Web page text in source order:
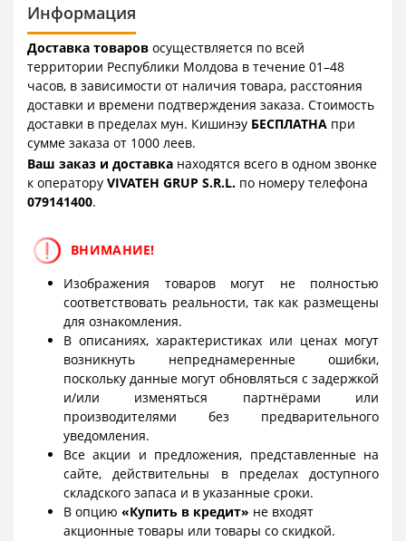
Информация
Доставка товаров осуществляется по всей
территории Республики Молдова в течение 01–48
часов, в зависимости от наличия товара, расстояния
доставки и времени подтверждения заказа. Стоимость
доставки в пределах мун. Кишинэу БЕСПЛАТНА при
сумме заказа от 1000 леев.
Ваш заказ и доставка находятся всего в одном звонке
к оператору VIVATEH GRUP S.R.L. по номеру телефона
079141400.
ВНИМАНИЕ!
Изображения товаров могут не полностью
соответствовать реальности, так как размещены
для ознакомления.
В описаниях, характеристиках или ценах могут
возникнуть непреднамеренные ошибки,
поскольку данные могут обновляться с задержкой
и/или изменяться партнёрами или
производителями без предварительного
уведомления.
Все акции и предложения, представленные на
сайте, действительны в пределах доступного
складского запаса и в указанные сроки.
В опцию «Купить в кредит» не входят
акционные товары или товары со скидкой.